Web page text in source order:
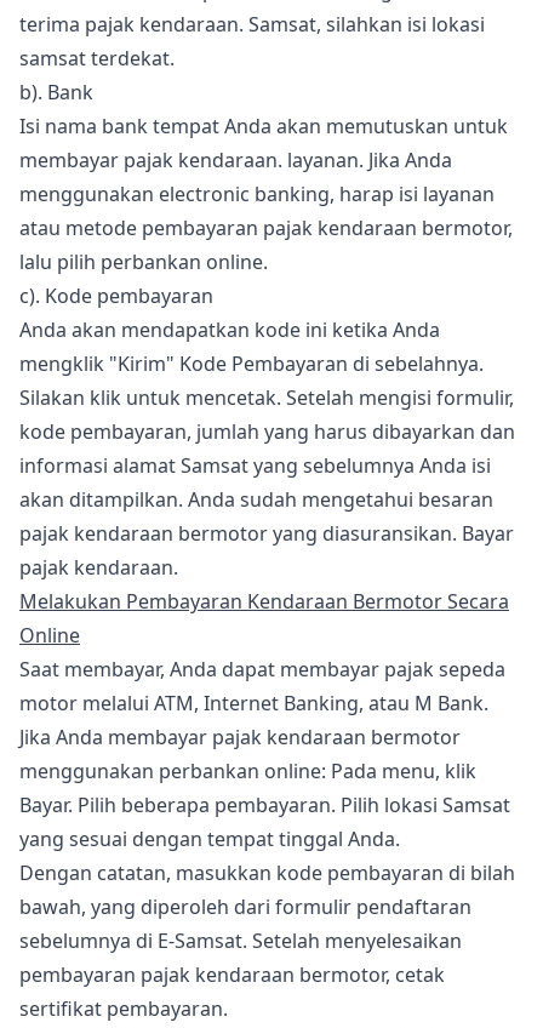
terima pajak kendaraan. Samsat, silahkan isi lokasi
samsat terdekat.
b). Bank
Isi nama bank tempat Anda akan memutuskan untuk
membayar pajak kendaraan. layanan. Jika Anda
menggunakan electronic banking, harap isi layanan
atau metode pembayaran pajak kendaraan bermotor,
lalu pilih perbankan online.
c). Kode pembayaran
Anda akan mendapatkan kode ini ketika Anda
mengklik "Kirim" Kode Pembayaran di sebelahnya.
Silakan klik untuk mencetak. Setelah mengisi formulir,
kode pembayaran, jumlah yang harus dibayarkan dan
informasi alamat Samsat yang sebelumnya Anda isi
akan ditampilkan. Anda sudah mengetahui besaran
pajak kendaraan bermotor yang diasuransikan. Bayar
pajak kendaraan.
Melakukan Pembayaran Kendaraan Bermotor Secara
Online
Saat membayar, Anda dapat membayar pajak sepeda
motor melalui ATM, Internet Banking, atau M Bank.
Jika Anda membayar pajak kendaraan bermotor
menggunakan perbankan online: Pada menu, klik
Bayar. Pilih beberapa pembayaran. Pilih lokasi Samsat
yang sesuai dengan tempat tinggal Anda.
Dengan catatan, masukkan kode pembayaran di bilah
bawah, yang diperoleh dari formulir pendaftaran
sebelumnya di E-Samsat. Setelah menyelesaikan
pembayaran pajak kendaraan bermotor, cetak
sertifikat pembayaran.